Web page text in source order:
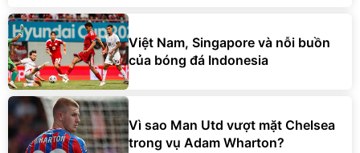
Việt Nam, Singapore và nỗi buồn
của bóng đá Indonesia
Vì sao Man Utd vượt mặt Chelsea
trong vụ Adam Wharton?